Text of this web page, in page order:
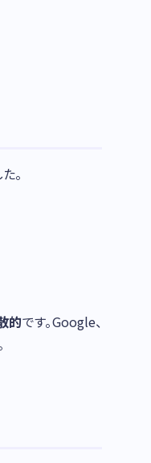
。
的です。Google、